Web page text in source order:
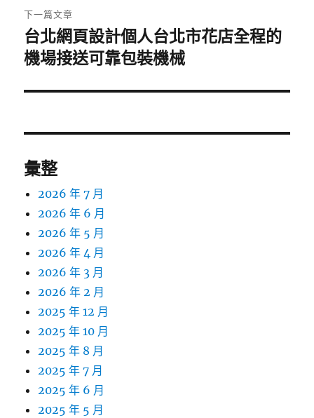
章:
下一篇文章
下
一
文
台北網頁設計個人台北市花店全程的
機場接送可靠包裝機械
彙整
2026 年 7 月
2026 年 6 月
2026 年 5 月
2026 年 4 月
2026 年 3 月
2026 年 2 月
2025 年 12 月
2025 年 10 月
2025 年 8 月
2025 年 7 月
2025 年 6 月
2025 年 5 月